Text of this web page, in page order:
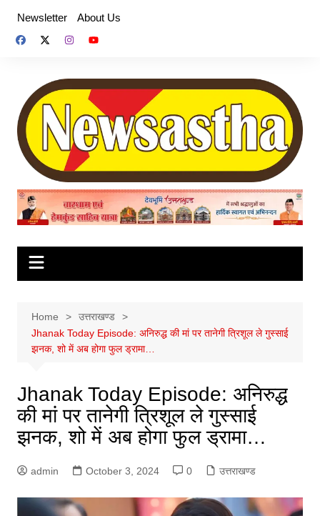
content
Newsletter About Us
Home
उत्तराखण्ड
Jhanak Today Episode: अनिरुद्ध की मां पर तानेगी त्रिशूल ले गुस्साई
झनक, शो में अब होगा फुल ड्रामा…
Jhanak Today Episode: अनिरुद्ध
की मां पर तानेगी त्रिशूल ले गुस्साई
झनक, शो में अब होगा फुल ड्रामा…
admin October 3, 2024 0 उत्तराखण्ड